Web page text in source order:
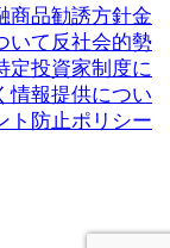
商品勧誘方針金
いて 反社会的勢
定投資家制度に
情報提供につい
ト防止ポリシー